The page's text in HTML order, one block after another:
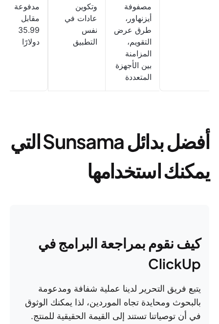
مصفوفة
أيزنهاور،
طرق عرض
التقويم،
المزامنة
بين الأجهزة
المتعددة
وتكوين
عادات في
نفس
التطبيق
مدفوعة
مقابل
35.99
دولارًا
أفضل بدائل Sunsama التي
يمكنك استخدامها
كيف نقوم بمراجعة البرامج في
ClickUp
يتبع فريق التحرير لدينا عملية شفافة ومدعومة
بالبحوث ومحايدة تجاه الموردين، لذا يمكنك الوثوق
في أن توصياتنا تستند إلى القيمة الحقيقية للمنتج.